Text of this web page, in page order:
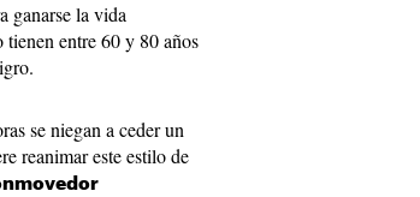
ganarse la vida
entre 60 y 80 años
se niegan a ceder un
reanimar este estilo de